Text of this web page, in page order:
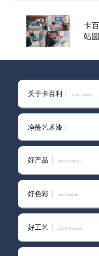
卡
站
陪
就
卡
“
官
关于卡百利 ABOUT KABEL
净醛艺术漆
好产品 GOOD PRODUCT
好色彩 GOOD COLOR
好工艺 GOOD PROCESS